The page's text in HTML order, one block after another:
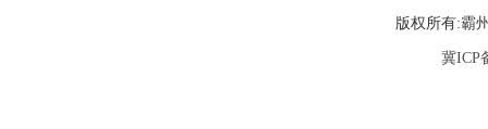
版权所有:霸
冀ICP